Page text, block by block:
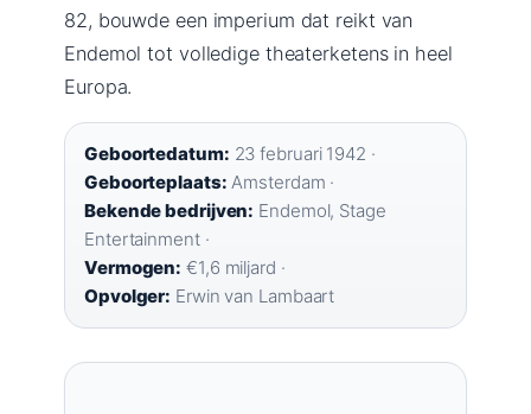
82, bouwde een imperium dat reikt van
Endemol tot volledige theaterketens in heel
Europa.
Geboortedatum: 23 februari 1942 ·
Geboorteplaats: Amsterdam ·
Bekende bedrijven: Endemol, Stage
Entertainment ·
Vermogen: €1,6 miljard ·
Opvolger: Erwin van Lambaart